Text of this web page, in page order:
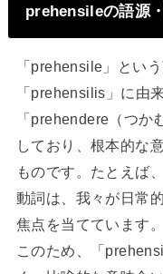
prehensileの語源
「prehensile」とい
「prehensilis」に由
「prehendere（つか
しており、根本的な
ものです。たとえば
動詞は、我々が日常
焦点を当てています。
このため、「